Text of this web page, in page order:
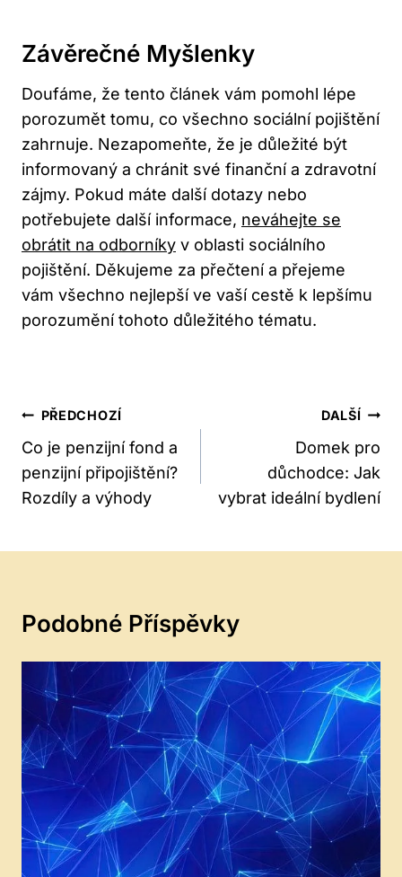
Závěrečné Myšlenky
Doufáme, že tento článek vám pomohl lépe
porozumět tomu, co všechno sociální pojištění
zahrnuje. Nezapomeňte, že je důležité být
informovaný a chránit své finanční a zdravotní
zájmy. Pokud máte další dotazy nebo
potřebujete další informace, neváhejte se
obrátit na odborníky v oblasti sociálního
pojištění. Děkujeme za přečtení a přejeme
vám všechno nejlepší ve vaší cestě k lepšímu
porozumění tohoto důležitého tématu.
Navigace
Pro
Příspěvek
PŘEDCHOZÍ
Co je penzijní fond a
penzijní připojištění?
Rozdíly a výhody
DALŠÍ
Domek pro
důchodce: Jak
vybrat ideální bydlení
Podobné Příspěvky